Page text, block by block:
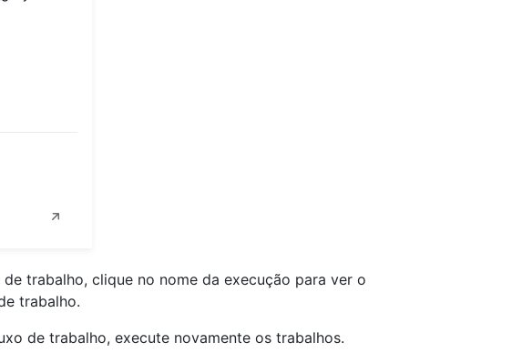
trabalho, clique no nome da execução para ver o
trabalho.
de trabalho, execute novamente os trabalhos.